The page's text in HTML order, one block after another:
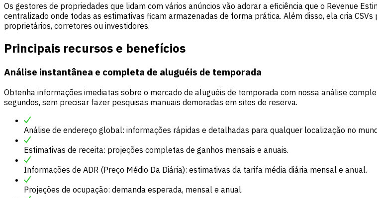
Os gestores de propriedades que lidam com vários anúncios vão adorar a eficiência que o Revenue
centralizado onde todas as estimativas ficam armazenadas de forma prática. Além disso, ela cria
proprietários, corretores ou investidores.
Principais recursos e benefícios
Análise instantânea e completa de aluguéis de temporada
Obtenha informações imediatas sobre o mercado de aluguéis de temporada com nossa análise
segundos, sem precisar fazer pesquisas manuais demoradas em sites de reserva.
Análise de endereço global: informações rápidas e detalhadas para qualquer localização no
Estimativas de receita: projeções completas de ganhos mensais e anuais.
Informações de ADR (Preço Médio Da Diária): estimativas da tarifa média diária mensal e anual.
Projeções de ocupação: demanda esperada, mensal e anual.